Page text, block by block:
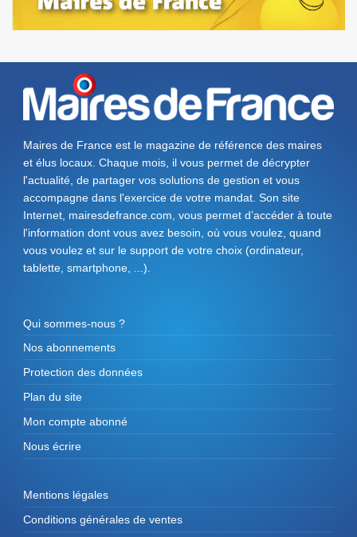
Maires de France est le magazine de référence des maires
et élus locaux. Chaque mois, il vous permet de décrypter
l'actualité, de partager vos solutions de gestion et vous
accompagne dans l'exercice de votre mandat. Son site
Internet, mairesdefrance.com, vous permet d’accéder à toute
l'information dont vous avez besoin, où vous voulez, quand
vous voulez et sur le support de votre choix (ordinateur,
tablette, smartphone, ...).
Qui sommes-nous ?
Nos abonnements
Protection des données
Plan du site
Mon compte abonné
Nous écrire
Mentions légales
Conditions générales de ventes